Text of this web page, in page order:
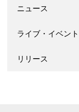
ニュース
ライブ・イベント
リリース